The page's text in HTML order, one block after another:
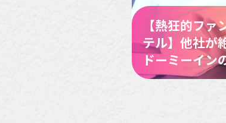
【熱狂的フ
テル】他社が
ドーミーイン